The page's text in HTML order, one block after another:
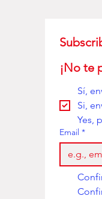
¡No te
Sí,
Si,
Yes,
Email *